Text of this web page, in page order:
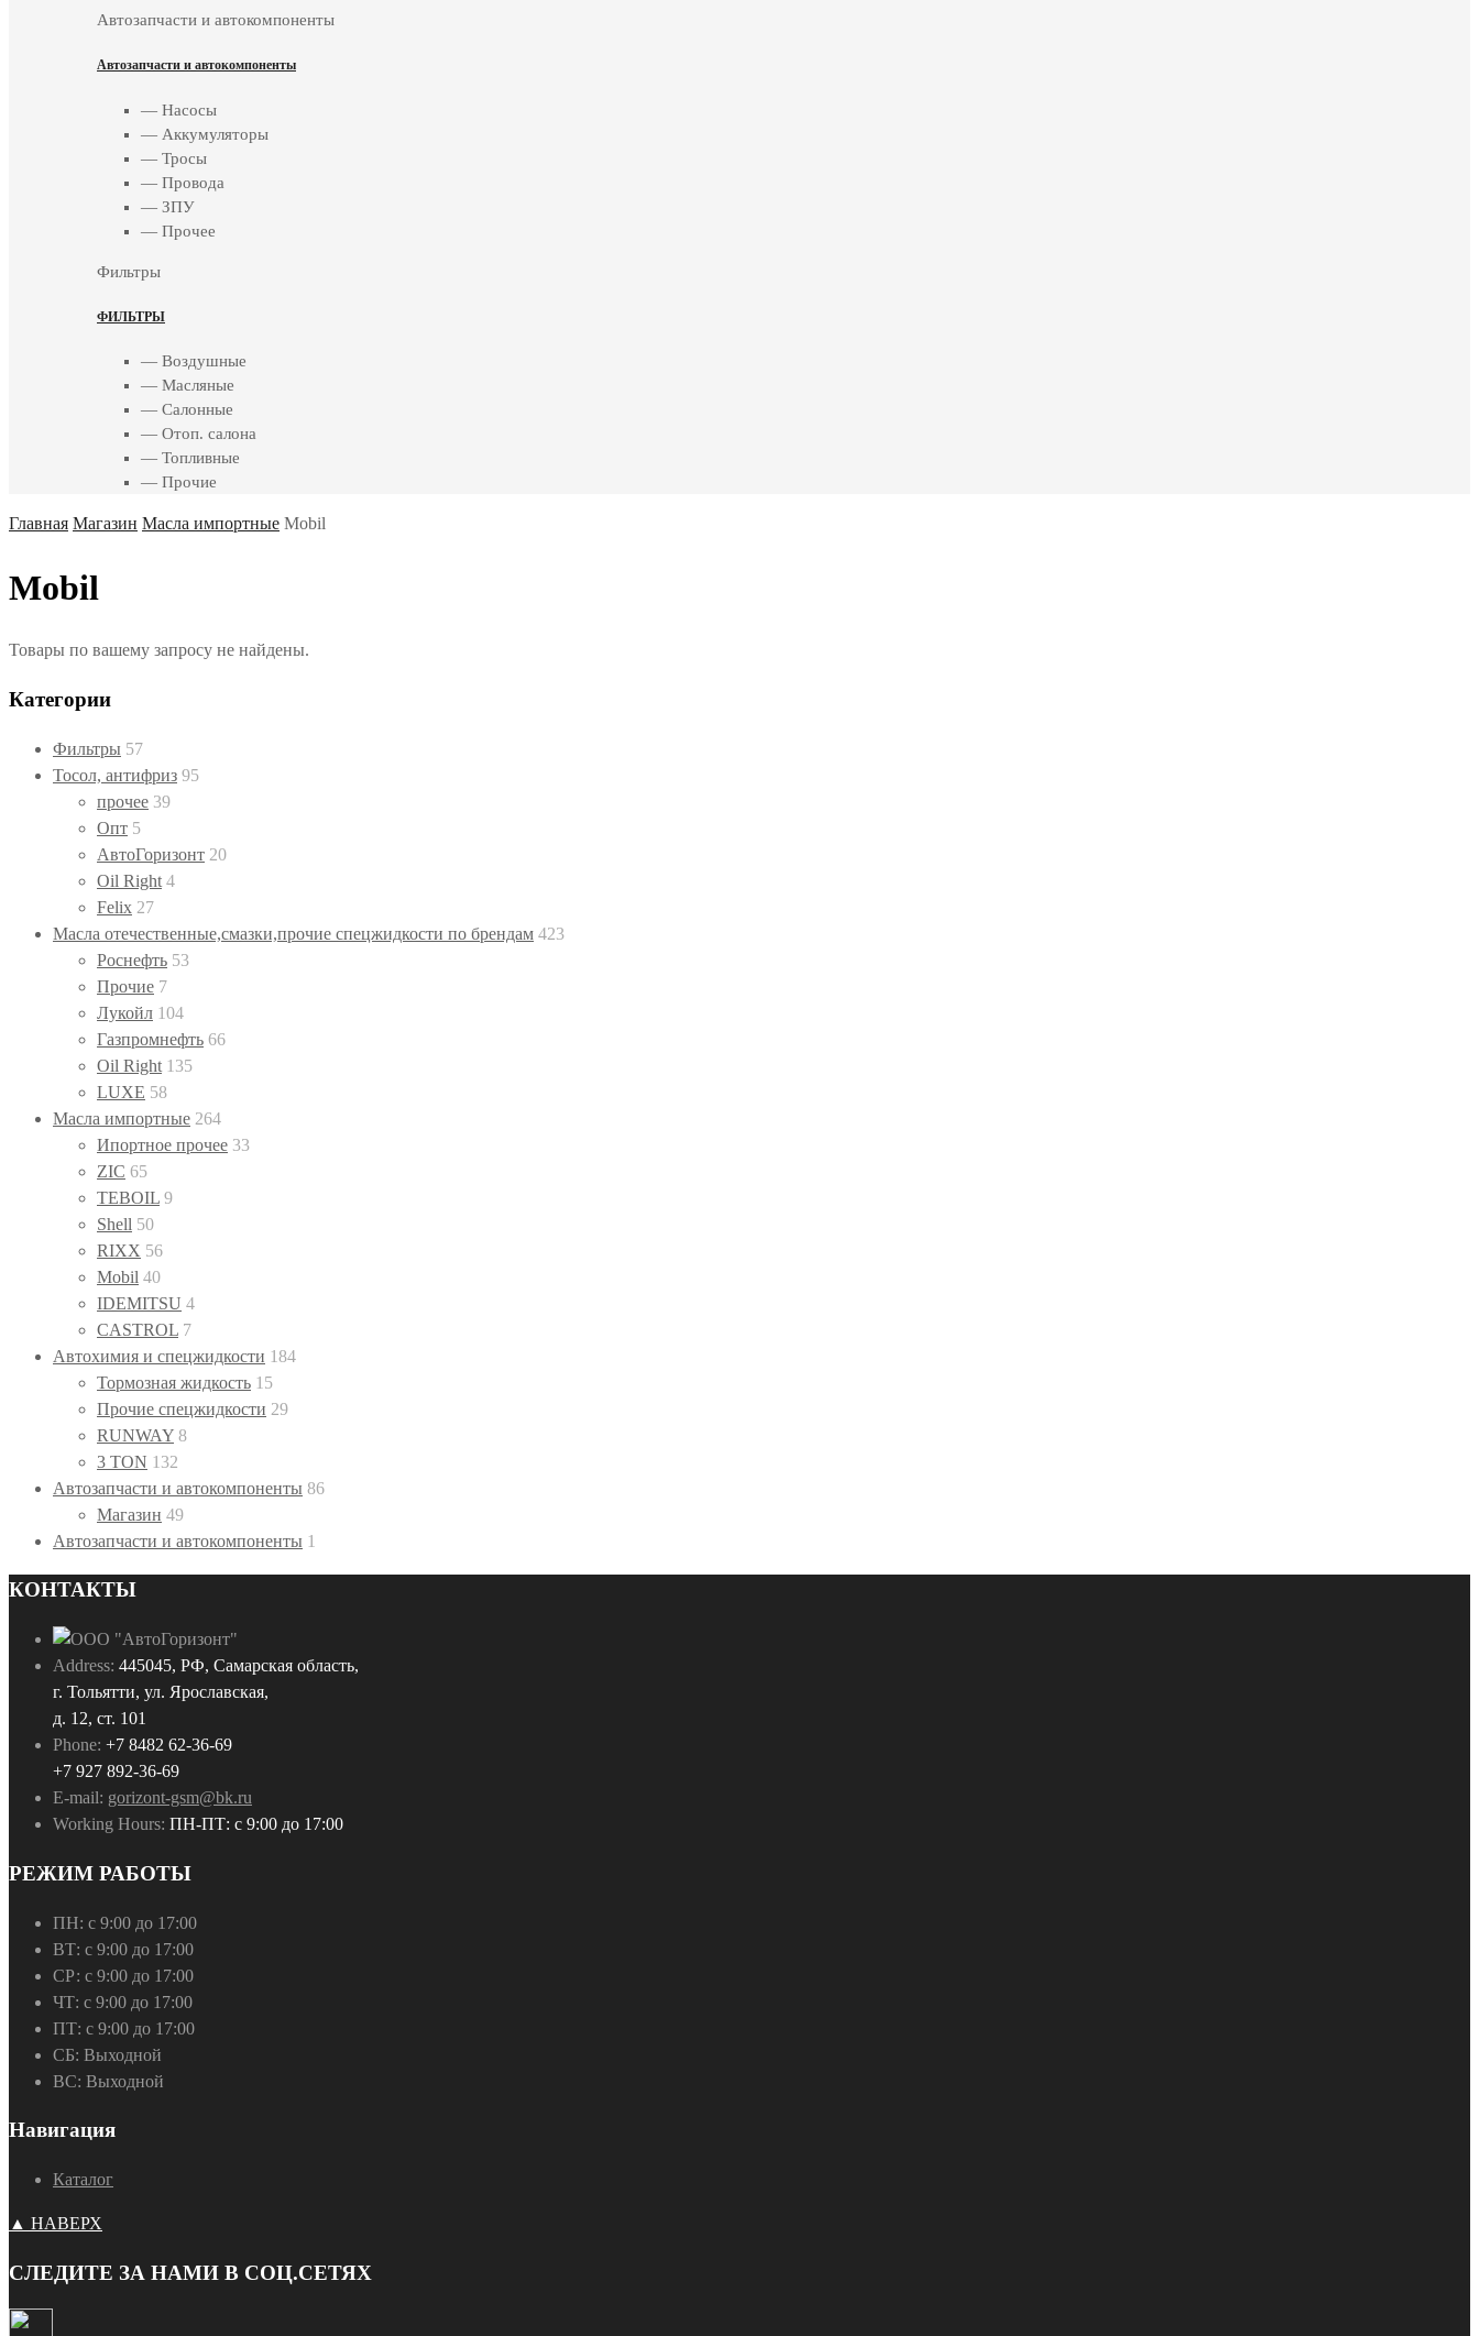
Автозапчасти и автокомпоненты
Автозапчасти и автокомпоненты
— Насосы
— Аккумуляторы
— Тросы
— Провода
— ЗПУ
— Прочее
Фильтры
ФИЛЬТРЫ
— Воздушные
— Масляные
— Салонные
— Отоп. салона
— Топливные
— Прочие
Главная Магазин Масла импортные Mobil
Mobil
Товары по вашему запросу не найдены.
Категории
Фильтры 57
Тосол, антифриз 95
прочее 39
Опт 5
АвтоГоризонт 20
Oil Right 4
Felix 27
Масла отечественные,смазки,прочие спецжидкости по брендам 423
Роснефть 53
Прочие 7
Лукойл 104
Газпромнефть 66
Oil Right 135
LUXE 58
Масла импортные 264
Ипортное прочее 33
ZIC 65
TEBOIL 9
Shell 50
RIXX 56
Mobil 40
IDEMITSU 4
CASTROL 7
Автохимия и спецжидкости 184
Тормозная жидкость 15
Прочие спецжидкости 29
RUNWAY 8
3 TON 132
Автозапчасти и автокомпоненты 86
Магазин 49
Автозапчасти и автокомпоненты 1
КОНТАКТЫ
Address: 445045, РФ, Самарская область,
г. Тольятти, ул. Ярославская,
д. 12, ст. 101
Phone: +7 8482 62-36-69
+7 927 892-36-69
E-mail: gorizont-gsm@bk.ru
Working Hours: ПН-ПТ: с 9:00 до 17:00
РЕЖИМ РАБОТЫ
ПН: с 9:00 до 17:00
ВТ: с 9:00 до 17:00
СР: с 9:00 до 17:00
ЧТ: с 9:00 до 17:00
ПТ: с 9:00 до 17:00
СБ: Выходной
ВС: Выходной
Навигация
Каталог
▲ НАВЕРХ
СЛЕДИТЕ ЗА НАМИ В СОЦ.СЕТЯХ